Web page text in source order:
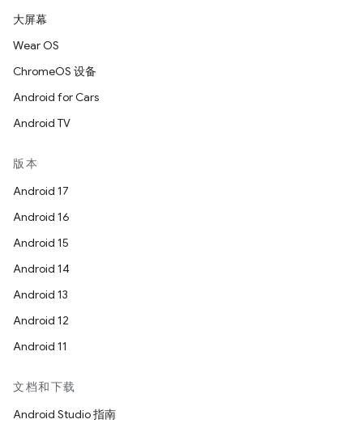
大屏幕
Wear OS
ChromeOS 设备
Android for Cars
Android TV
版本
Android 17
Android 16
Android 15
Android 14
Android 13
Android 12
Android 11
文档和下载
Android Studio 指南